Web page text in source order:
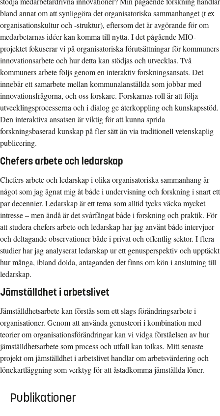
bland annat om att synliggöra det organisatoriska sammanhanget (t ex
organisationskultur och -struktur), eftersom det är avgörande för om
medarbetarnas idéer kan komma till nytta. I det pågående MIO-
projektet fokuserar vi på organisatoriska förutsättningar för kommuners
innovationsarbete och hur detta kan stödjas och utvecklas. Två
kommuners arbete följs genom en interaktiv forskningsansats. Det
innebär ett samarbete mellan kommunalanställda som jobbar med
innovationsfrågorna, och oss forskare. Forskarnas roll är att följa
utvecklingsprocesserna och i dialog ge återkoppling och kunskapsstöd.
Den interaktiva ansatsen är viktig för att kunna sprida
forskningsbaserad kunskap på fler sätt än via traditionell vetenskaplig
publicering.
Chefers arbete och ledarskap
Chefers arbete och ledarskap i olika organisatoriska sammanhang är
något som jag ägnat mig åt både i undervisning och forskning i snart ett
par decennier. Ledarskap är ett tema som alltid tycks väcka mycket
intresse – men ändå är det svårfångat både i forskning och praktik. För
att studera chefers arbete och ledarskap har jag använt både intervjuer
och deltagande observationer både i privat och offentlig sektor. I flera
studier har jag analyserat ledarskap ur ett genusperspektiv och upptäckt
hur många, ibland dolda, antaganden det finns om kön i anslutning till
ledarskap.
Jämställdhet i arbetslivet
Jämställdhetsarbete kan förstås som ett slags förändringsarbete i
organisationer. Genom att använda genusteori i kombination med
teorier om organisationsförändringar kan vi vidga förståelsen av hur
jämställdhetsarbete som process och utfall kan tolkas. Mitt senaste
projekt om jämställdhet i arbetslivet handlar om arbetsvärdering och
lönekartläggning som verktyg för att åstadkomma jämställda löner.
Publikationer